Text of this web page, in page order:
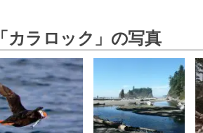
「カラロック」の写真